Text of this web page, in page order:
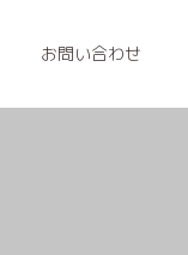
お問い合わせ